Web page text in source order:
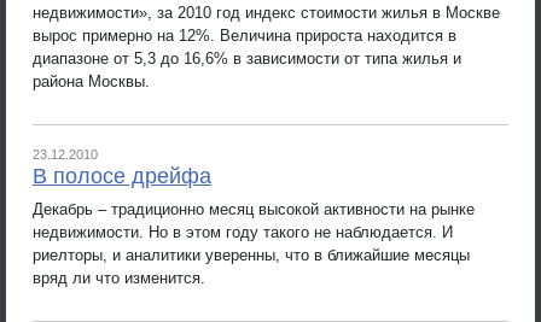
недвижимости», за 2010 год индекс стоимости жилья в Москве
вырос примерно на 12%. Величина прироста находится в
диапазоне от 5,3 до 16,6% в зависимости от типа жилья и
района Москвы.
23.12.2010
В полосе дрейфа
Декабрь – традиционно месяц высокой активности на рынке
недвижимости. Но в этом году такого не наблюдается. И
риелторы, и аналитики уверенны, что в ближайшие месяцы
вряд ли что изменится.